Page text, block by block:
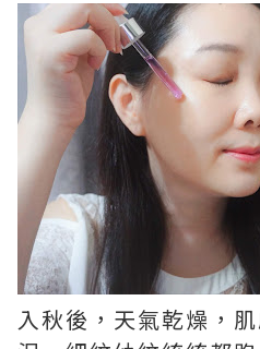
入秋後，天氣乾燥，